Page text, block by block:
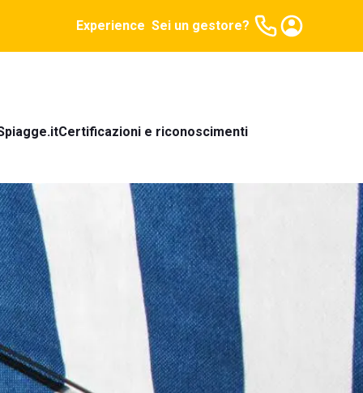
Experience Sei un gestore?
Certificazioni e riconoscimenti